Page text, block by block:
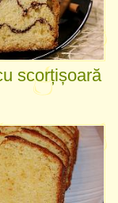
scorțișoară